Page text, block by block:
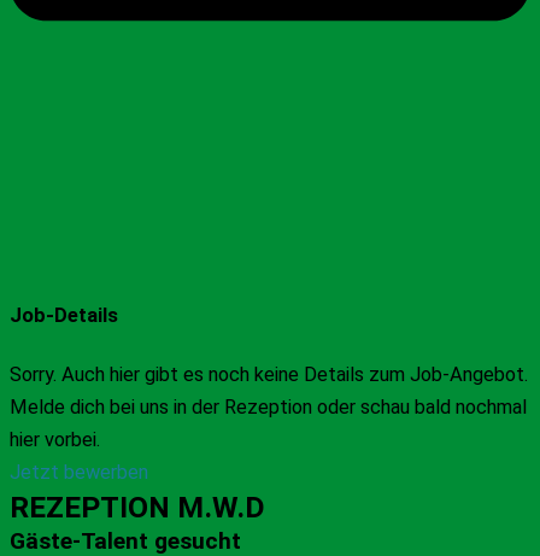
Job-Details
Sorry. Auch hier gibt es noch keine Details zum Job-Angebot.
Melde dich bei uns in der Rezeption oder schau bald nochmal
hier vorbei.
Jetzt bewerben
REZEPTION M.W.D
Gäste-Talent gesucht